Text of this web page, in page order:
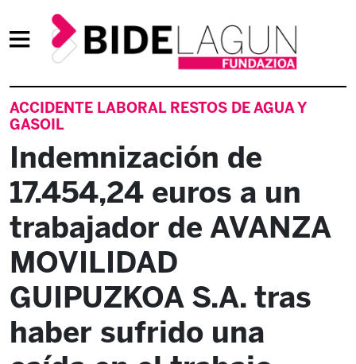
ACCIDENTE LABORAL RESTOS DE AGUA Y
GASOIL
Indemnización de
17.454,24 euros a un
trabajador de AVANZA
MOVILIDAD
GUIPUZKOA S.A. tras
haber sufrido una